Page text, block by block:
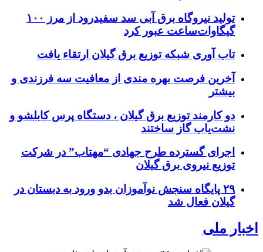
تولید نیروگاه برق‌ آبی سد سفیدرود از مرز ۱۰۰
گیگاوات‌ساعت عبور کرد
تاب آوری شبکه توزیع برق گیلان ارتقاء یافت
آخرین فرصت بهره مندی از معافیت سه فرزندی و
بیشتر
دو کارمند توزیع برق گیلان ، دستگاه پرس کابلشو و
نشت‌یاب گاز ساختند
اجرای گسترده طرح جهادی “مهتاب” در شرکت
توزیع نیروی برق گیلان
۲۹ پایگاه سنجش نوآموزان بدو ورود به دبستان در
گیلان فعال شد
اخبار ملی